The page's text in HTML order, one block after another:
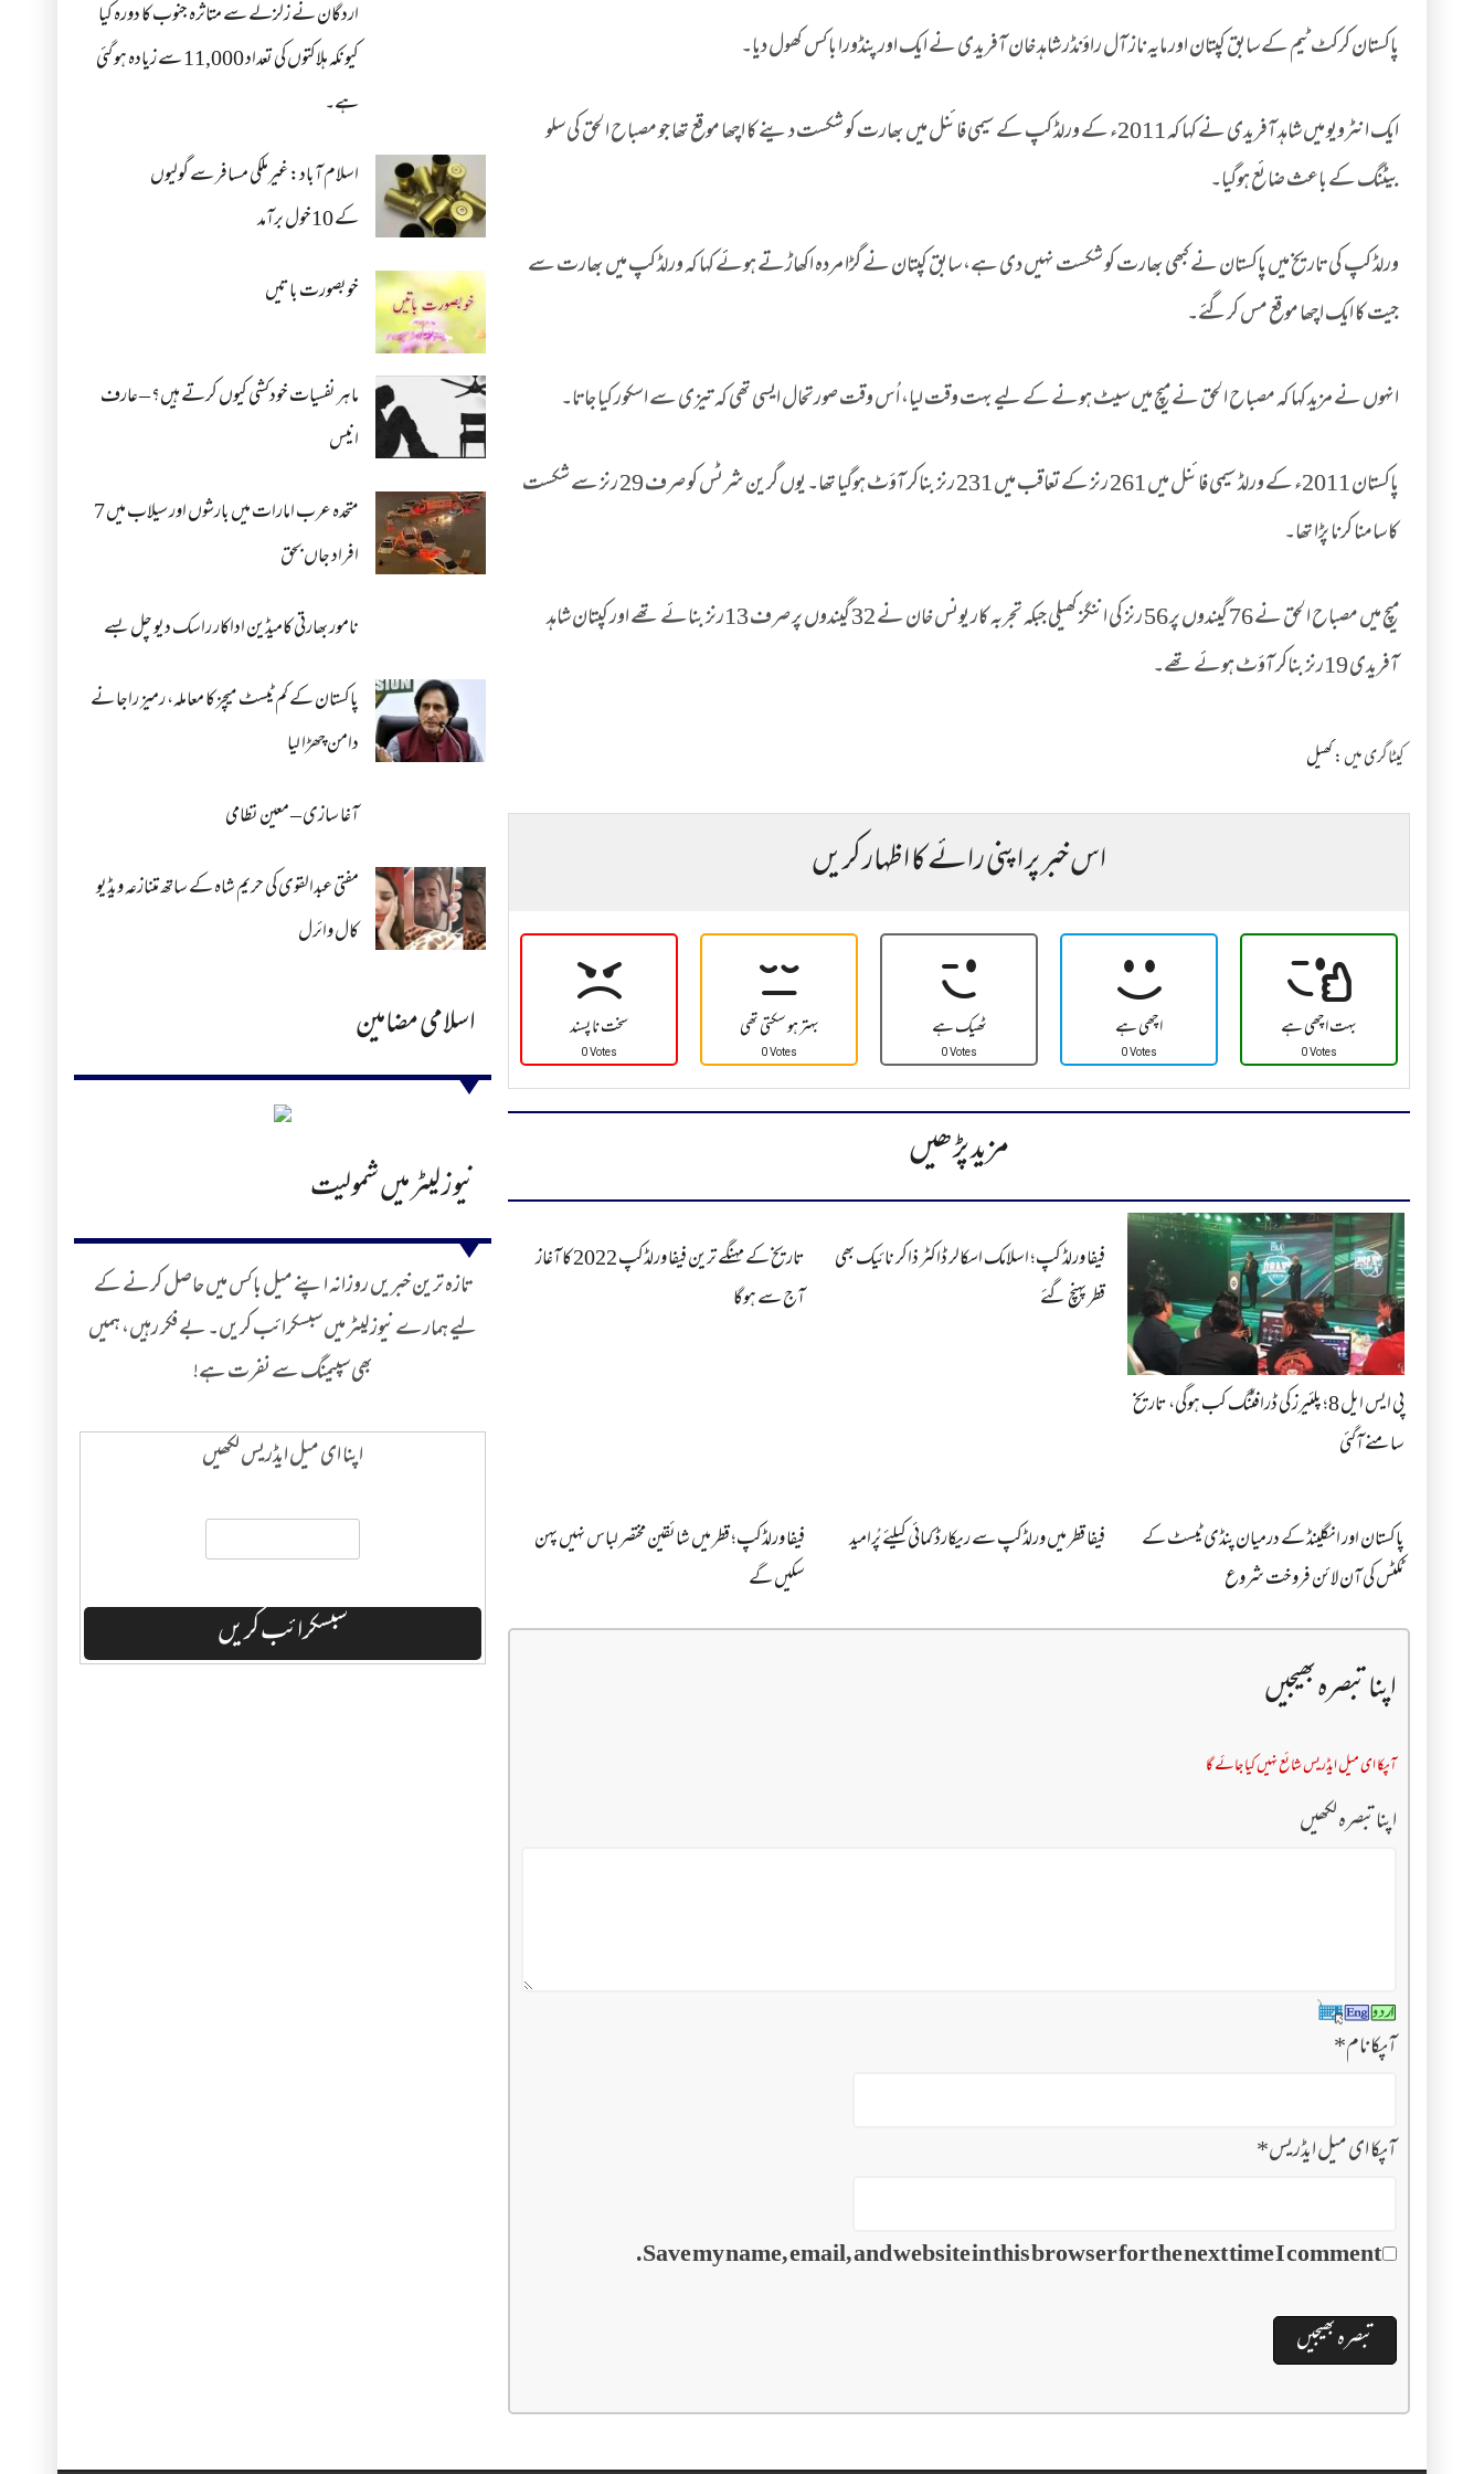
اردگان نے زلزلے سے متاثرہ جنوب کا دورہ کیا
کیونکہ ہلاکتوں کی تعداد 11,000 سے زیادہ ہو گئی
ہے۔
اسلام آباد: غیرملکی مسافر سے گولیوں
کے 10خول برآمد
خوبصورت باتیں
ماہر نفسیات خودکشی کیوں کرتے ہیں؟ – عارف
انیس
متحدہ عرب امارات میں بارشوں اور سیلاب میں 7
افراد جاں بحق
نامور بھارتی کامیڈین اداکار راسک دیو چل بسے
پاکستان کے کم ٹیسٹ میچز کا معاملہ، رمیز راجا نے
دامن چھڑا لیا
آغا سازی – معین نظامی
مفتی عبدالقوی کی حریم شاہ کے ساتھ متنازعہ ویڈیو
کال وائرل
اسلامی مضامین
نیوز لیٹر میں شمولیت
تازہ ترین خبریں روزانہ اپنے میل باکس میں حاصل کرنے کے
لیے ہمارے نیوز لیٹر میں سبسکرائب کریں۔ بے فکر رہیں، ہمیں
بھی سپیمنگ سے نفرت ہے!
اپنا ای میل ایڈریس لکھیں
پاکستان کرکٹ ٹیم کے سابق کپتان اور مایہ ناز آل راؤنڈر شاہد خان آفریدی نے ایک اور پنڈورا باکس کھول دیا۔
ایک انٹرویو میں شاہد آفریدی نے کہا کہ 2011ء کے ورلڈ کپ کے سیمی فائنل میں بھارت کو شکست دینے کا اچھا موقع تھا جو مصباح الحق کی سلو
بیٹنگ کے باعث ضائع ہوگیا۔
ورلڈ کپ کی تاریخ میں پاکستان نے کبھی بھارت کو شکست نہیں دی ہے، سابق کپتان نے گڑا مردہ اکھاڑتے ہوئے کہا کہ ورلڈ کپ میں بھارت سے
جیت کا ایک اچھا موقع مس کرگئے۔
انہوں نے مزید کہا کہ مصباح الحق نے میچ میں سیٹ ہونے کے لیے بہت وقت لیا، اُس وقت صورتحال ایسی تھی کہ تیزی سے اسکور کیا جاتا۔
پاکستان 2011ء کے ورلڈ سیمی فائنل میں 261 رنز کے تعاقب میں 231 رنز بناکر آؤٹ ہوگیا تھا۔ یوں گرین شرٹس کو صرف 29 رنز سے شکست
کا سامنا کرنا پڑا تھا۔
میچ میں مصباح الحق نے 76 گیندوں پر 56 رنز کی اننگز کھیلی جبکہ تجربہ کار یونس خان نے 32 گیندوں پر صرف 13رنز بنائے تھے اور کپتان شاہد
آفریدی 19رنز بناکر آؤٹ ہوئے تھے۔
کیٹاگری میں :کھیل
اس خبر پر اپنی رائے کا اظہار کریں
سخت نا پسند
0 Votes
بہتر ہو سکتی تھی
0 Votes
ٹھیک ہے
0 Votes
اچھی ہے
0 Votes
بہت اچھی ہے
0 Votes
مزید پڑھیں
پی ایس ایل 8؛ پلئیرز کی ڈرافٹنگ کب ہوگی، تاریخ
سامنے آگئی
فیفا ورلڈ کپ؛ اسلامک اسکالر ڈاکٹر ذاکر نائیک بھی
قطر پہنچ گئے
تاریخ کے مہنگے ترین فیفا ورلڈکپ 2022 کا آغاز
آج سے ہوگا
پاکستان اور انگلینڈ کے درمیان پنڈی ٹیسٹ کے
ٹکٹس کی آن لائن فروخت شروع
فیفا قطر میں ورلڈکپ سے ریکارڈ کمائی کیلئے پُرامید
فیفا ورلڈکپ؛ قطر میں شائقین مختصر لباس نہیں پہن
سکیں گے
اپنا تبصرہ بھیجیں
آپکا ای میل ایڈریس شائع نہیں کیا جائے گا
اپنا تبصرہ لکھیں
آپکا نام*
آپکا ای میل ایڈریس*
Save my name, email, and website in this browser for the next time I comment.